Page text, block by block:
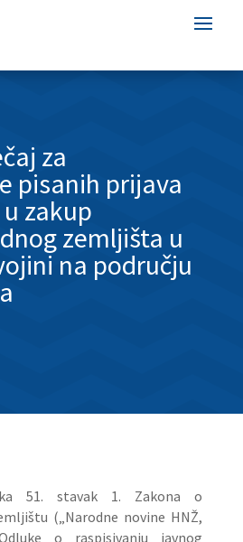
za
pisanih prijava
zakup
zemljišta u
na području
51. stavak 1. Zakona o
(„Narodne novine HNŽ,
o raspisivanju javnog